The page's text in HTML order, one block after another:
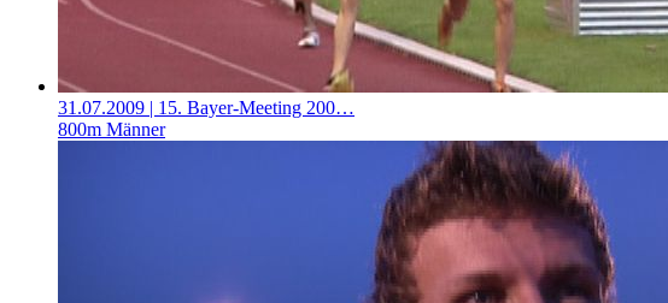
31.07.2009 | 15. Bayer-Meeting 200…
800m Männer